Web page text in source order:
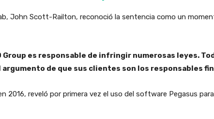
John Scott-Railton, reconoció la sentencia como un
Group es responsable de infringir numerosas leyes.
de que sus clientes son los responsables
2016, reveló por primera vez el uso del software Pegasus